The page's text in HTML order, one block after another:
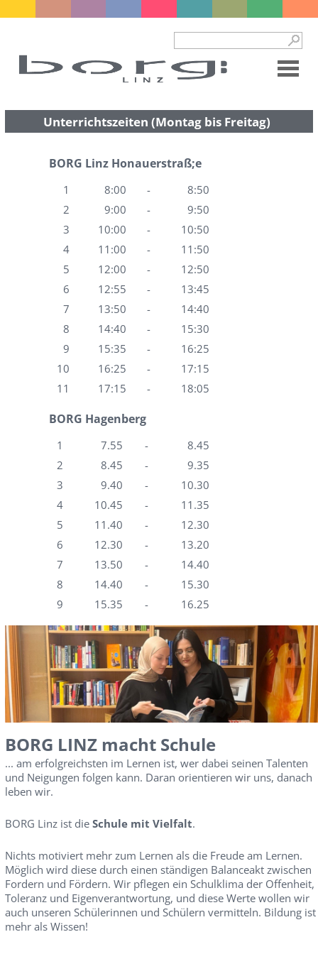
Unterrichtszeiten (Montag bis Freitag)
BORG Linz Honauerstraß;e
1 8:00 -
8:50
2
9:00 -
9:50
3
10:00 -
10:50
4
11:00 -
11:50
5
12:00 -
12:50
6
12:55 -
13:45
7
13:50 -
14:40
8
14:40 -
15:30
9
15:35 -
16:25
10
16:25 -
17:15
11
17:15 - 18:05
BORG Hagenberg
1 7.55 -
8.45
2
8.45 -
9.35
3
9.40 -
10.30
4
10.45 -
11.35
5
11.40 -
12.30
6
12.30 -
13.20
7
13.50 -
14.40
8
14.40 -
15.30
9
15.35 - 16.25
BORG LINZ macht Schule
... am erfolgreichsten im Lernen ist, wer dabei seinen Talenten
und Neigungen folgen kann. Daran orientieren wir uns, danach
leben wir.
BORG Linz ist die Schule mit Vielfalt.
Nichts motiviert mehr zum Lernen als die Freude am Lernen.
Möglich wird diese durch einen ständigen Balanceakt zwischen
Fordern und Fördern. Wir pflegen ein Schulklima der Offenheit,
Toleranz und Eigenverantwortung, und diese Werte wollen wir
auch unseren Schülerinnen und Schülern vermitteln. Bildung ist
mehr als Wissen!